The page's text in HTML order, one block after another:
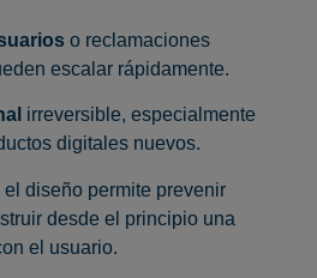
o reclamaciones
escalar rápidamente.
irreversible, especialmente
digitales nuevos.
diseño permite prevenir
desde el principio una
el usuario.